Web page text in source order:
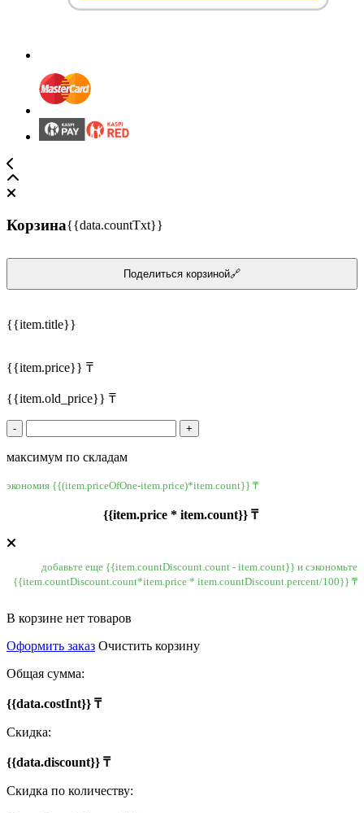
Корзина{{data.countTxt}}
Поделиться корзиной🔗
{{item.title}}
{{item.price}} ₸
{{item.old_price}} ₸
- +
максимум по складам
экономия {{(item.priceOfOne-item.price)*item.count}} ₸
{{item.price * item.count}} ₸
добавьте еще {{item.countDiscount.count - item.count}} и сэкономьте
{{item.countDiscount.count*item.price * item.countDiscount.percent/100}} ₸
В корзине нет товаров
Оформить заказ Очистить корзину
Общая сумма:
{{data.costInt}} ₸
Скидка:
{{data.discount}} ₸
Скидка по количеству: